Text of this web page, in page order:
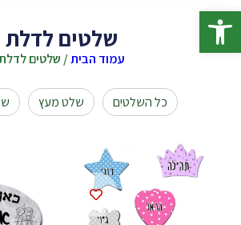
פתח סרגל נגישות
שלטים לדלת
עמוד הבית/ שלטים
כל השלטים שלט מעץ